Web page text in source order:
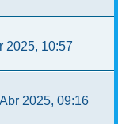
2025, 10:57
2025, 09:16